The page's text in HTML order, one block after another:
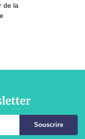
de la
Souscrire